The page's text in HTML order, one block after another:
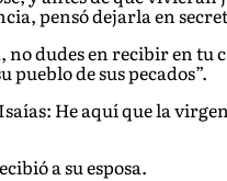
pensó dejarlaen
no dudes en recibir en
pueblo de sus pecados”.
He aquí que la
a su esposa.